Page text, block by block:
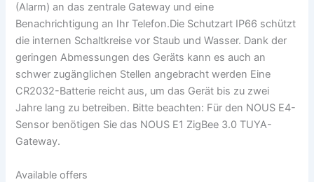
(Alarm) an das zentrale Gateway und eine
Benachrichtigung an Ihr Telefon.Die Schutzart IP66 schützt
die internen Schaltkreise vor Staub und Wasser. Dank der
geringen Abmessungen des Geräts kann es auch an
schwer zugänglichen Stellen angebracht werden Eine
CR2032-Batterie reicht aus, um das Gerät bis zu zwei
Jahre lang zu betreiben. Bitte beachten: Für den NOUS E4-
Sensor benötigen Sie das NOUS E1 ZigBee 3.0 TUYA-
Gateway.
Available offers